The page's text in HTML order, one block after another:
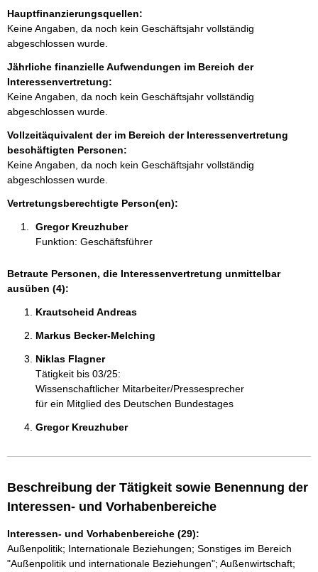
t
i
n
f
o
r
m
t
i
o
n
e
Hauptfinanzierungsquellen:
Keine Angaben, da noch kein Geschäftsjahr vollständig
abgeschlossen wurde.
Jährliche finanzielle Aufwendungen im Bereich der
Interessenvertretung:
Keine Angaben, da noch kein Geschäftsjahr vollständig
abgeschlossen wurde.
Vollzeitäquivalent der im Bereich der Interessenvertretung
beschäftigten Personen:
Keine Angaben, da noch kein Geschäftsjahr vollständig
abgeschlossen wurde.
Vertretungsberechtigte Person(en):
Gregor Kreuzhuber
Funktion: Geschäftsführer
Betraute Personen, die Interessenvertretung unmittelbar
ausüben (4):
Krautscheid Andreas
Markus Becker-Melching
Niklas Flagner
Tätigkeit bis 03/25:
Wissenschaftlicher Mitarbeiter/Pressesprecher
für ein Mitglied des Deutschen Bundestages
Gregor Kreuzhuber
Beschreibung der Tätigkeit sowie Benennung der
Interessen- und Vorhabenbereiche
Interessen- und Vorhabenbereiche (29):
Außenpolitik; Internationale Beziehungen; Sonstiges im Bereich
"Außenpolitik und internationale Beziehungen"; Außenwirtschaft;